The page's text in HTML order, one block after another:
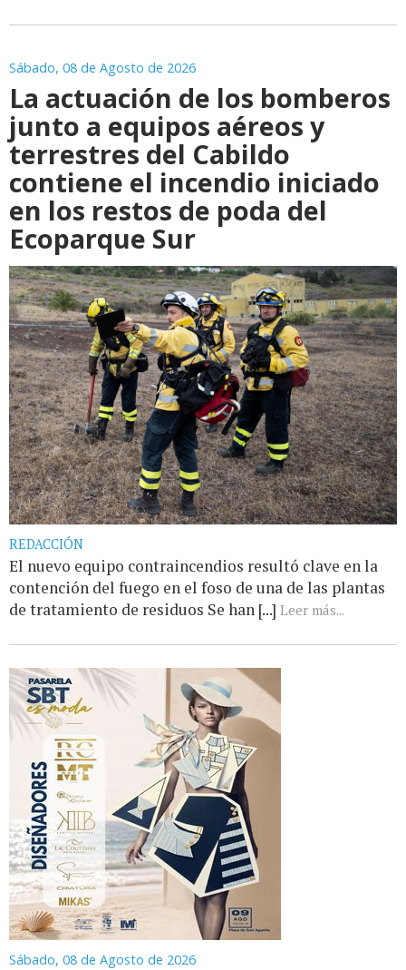
Sábado, 08 de Agosto de 2026
La actuación de los bomberos
junto a equipos aéreos y
terrestres del Cabildo
contiene el incendio iniciado
en los restos de poda del
Ecoparque Sur
REDACCIÓN
El nuevo equipo contraincendios resultó clave en la
contención del fuego en el foso de una de las plantas
de tratamiento de residuos Se han [...] Leer más...
Sábado, 08 de Agosto de 2026